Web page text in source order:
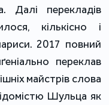
Далі перекладів
кількісно і
2017 повний
переклав
майстрів слова
Шульца як